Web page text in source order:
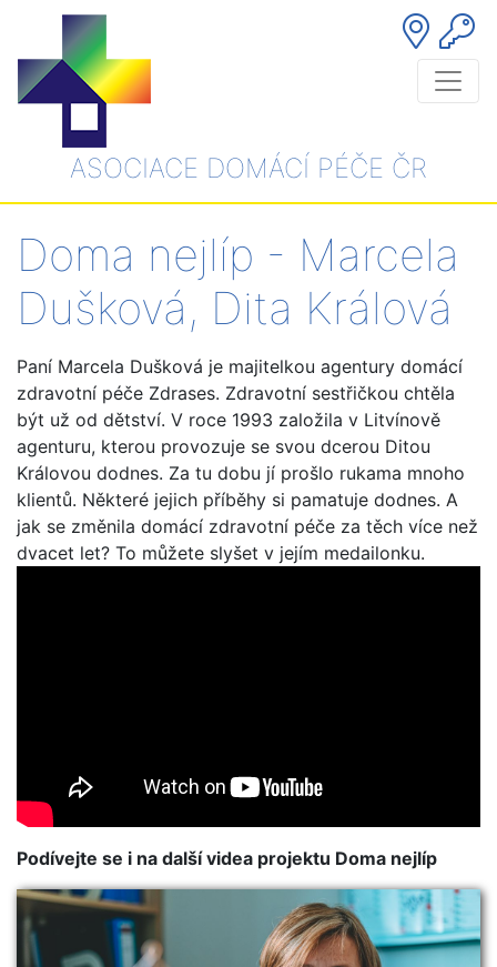
ASOCIACE DOMÁCÍ PÉČE ČR
Doma nejlíp - Marcela
Dušková, Dita Králová
Paní Marcela Dušková je majitelkou agentury domácí
zdravotní péče Zdrases. Zdravotní sestřičkou chtěla
být už od dětství. V roce 1993 založila v Litvínově
agenturu, kterou provozuje se svou dcerou Ditou
Královou dodnes. Za tu dobu jí prošlo rukama mnoho
klientů. Některé jejich příběhy si pamatuje dodnes. A
jak se změnila domácí zdravotní péče za těch více než
dvacet let? To můžete slyšet v jejím medailonku.
Podívejte se i na další videa projektu Doma nejlíp